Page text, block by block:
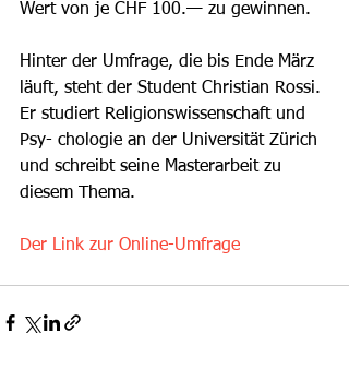
Wert von je CHF 100.— zu gewinnen.
Hinter der Umfrage, die bis Ende März
läuft, steht der Student Christian Rossi.
Er studiert Religionswissenschaft und
Psy- chologie an der Universität Zürich
und schreibt seine Masterarbeit zu
diesem Thema.
Der Link zur Online-Umfrage